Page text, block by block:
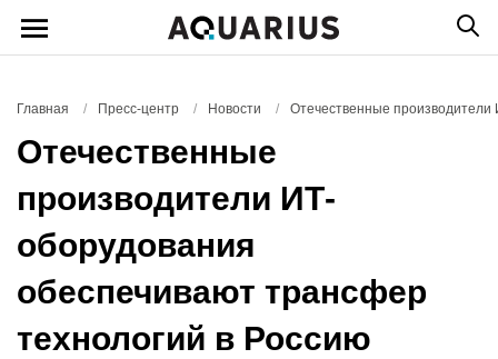
Главная / Пресс-центр / Новости / Отечественные
Отечественные
производители ИТ-
оборудования
обеспечивают трансфер
технологий в Россию